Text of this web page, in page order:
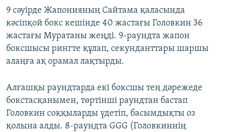
9 сәуірде Жапонияның Сайтама қаласында
кәсіпқой бокс кешінде 40 жастағы Головкин 36
жастағы Муратаны жеңді. 9-раундта жапон
боксшысы рингте құлап, секунданттары шаршы
алаңға ақ орамал лақтырды.
Алғашқы раундтарда екі боксшы тең дәрежеде
бокстасқанымен, төртінші раундтан бастап
Головкин соққыларды үдетіп, басымдықты оз
қолына алды. 8-раундта GGG (Головкиннің